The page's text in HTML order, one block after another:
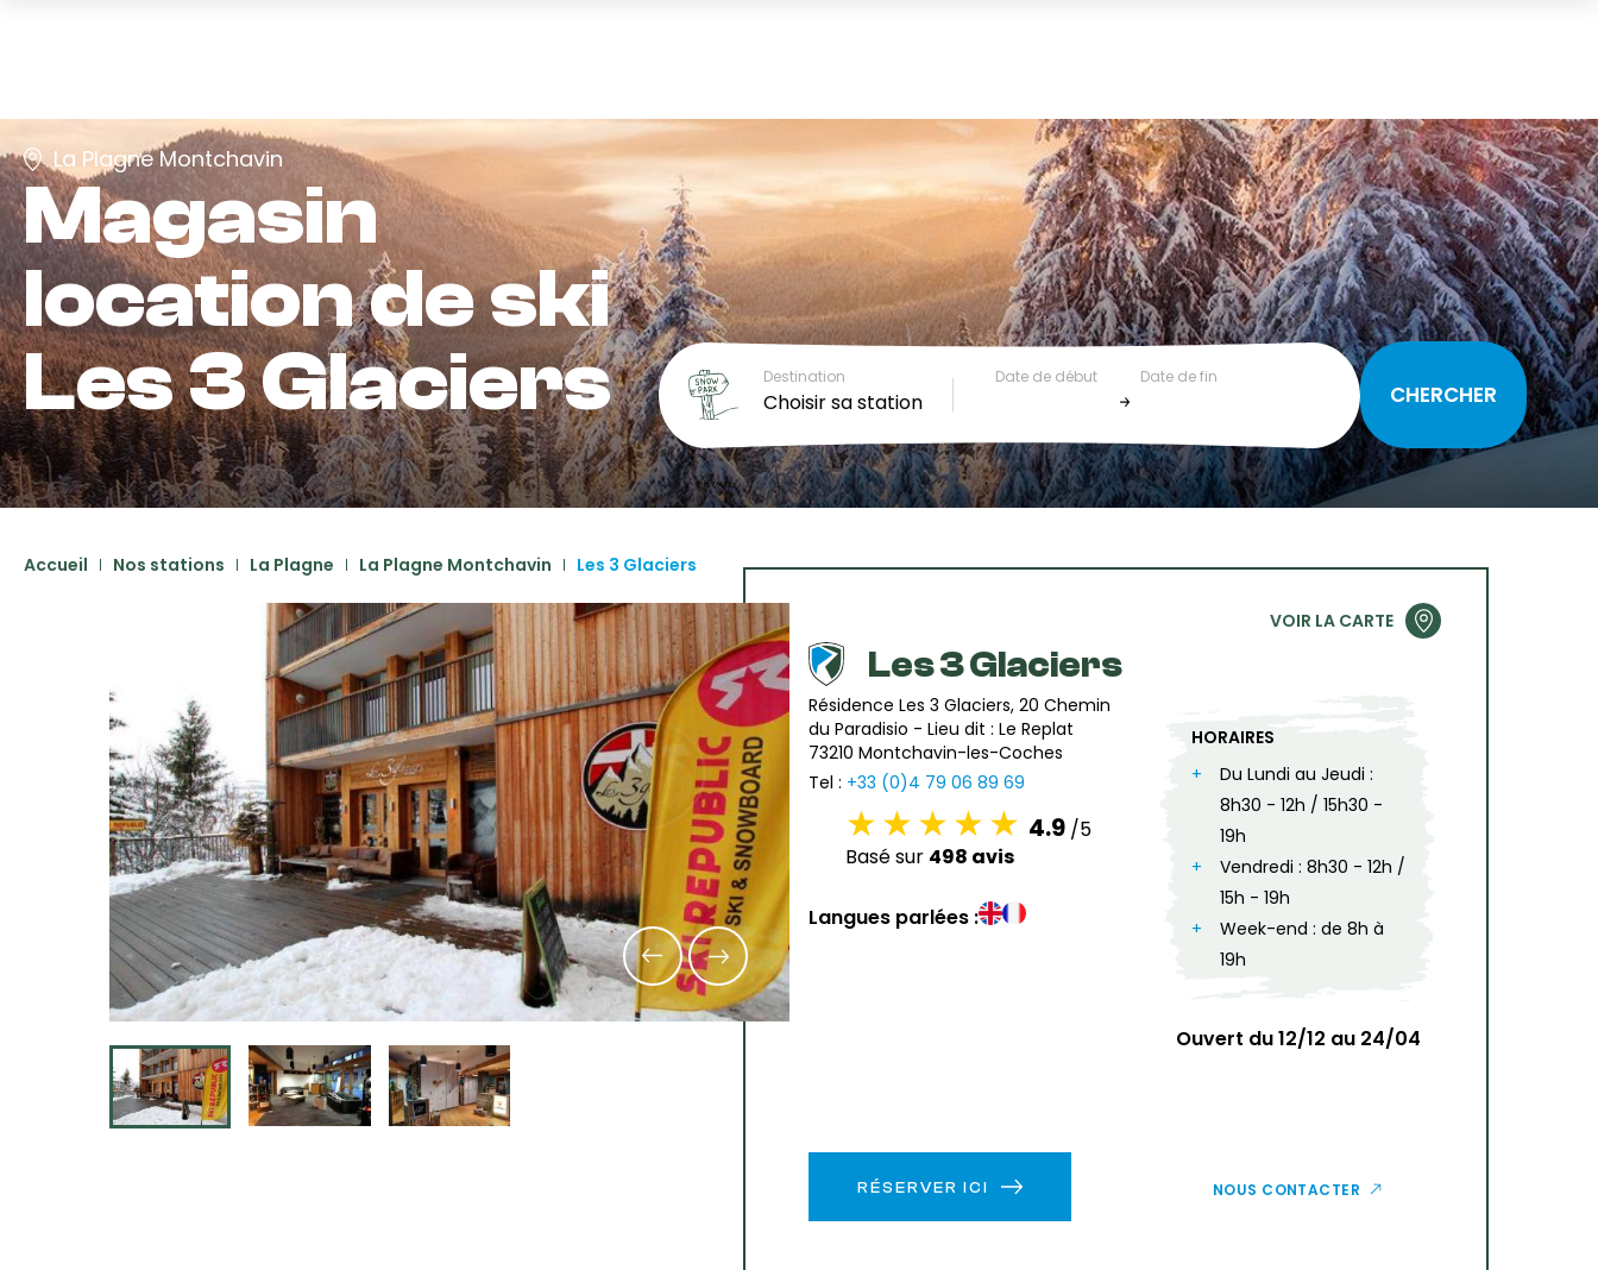
La Plagne Montchavin
Magasin
location de ski
Les 3 Glaciers
Destination
Choisir sa station
Date de début Date de fin
Accueil Nos stations La Plagne La Plagne Montchavin Les 3 Glaciers
VOIR LA CARTE
Les 3 Glaciers
Résidence Les 3 Glaciers, 20 Chemin
du Paradisio - Lieu dit : Le Replat
73210 Montchavin-les-Coches
Tel : +33 (0)4 79 06 89 69
4.9 /5
Basé sur 498 avis
Langues parlées :
RÉSERVER ICI
HORAIRES
Du Lundi au Jeudi :
8h30 - 12h / 15h30 -
19h
Vendredi : 8h30 - 12h /
15h - 19h
Week-end : de 8h à
19h
Ouvert du 12/12 au 24/04
NOUS CONTACTER